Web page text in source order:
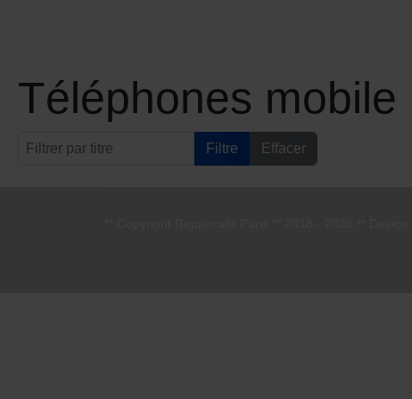
Téléphones mobile
Filtrer par titre Filtre Effacer
** Copyright Repaircafe Paris ** 2018 - 2026 **